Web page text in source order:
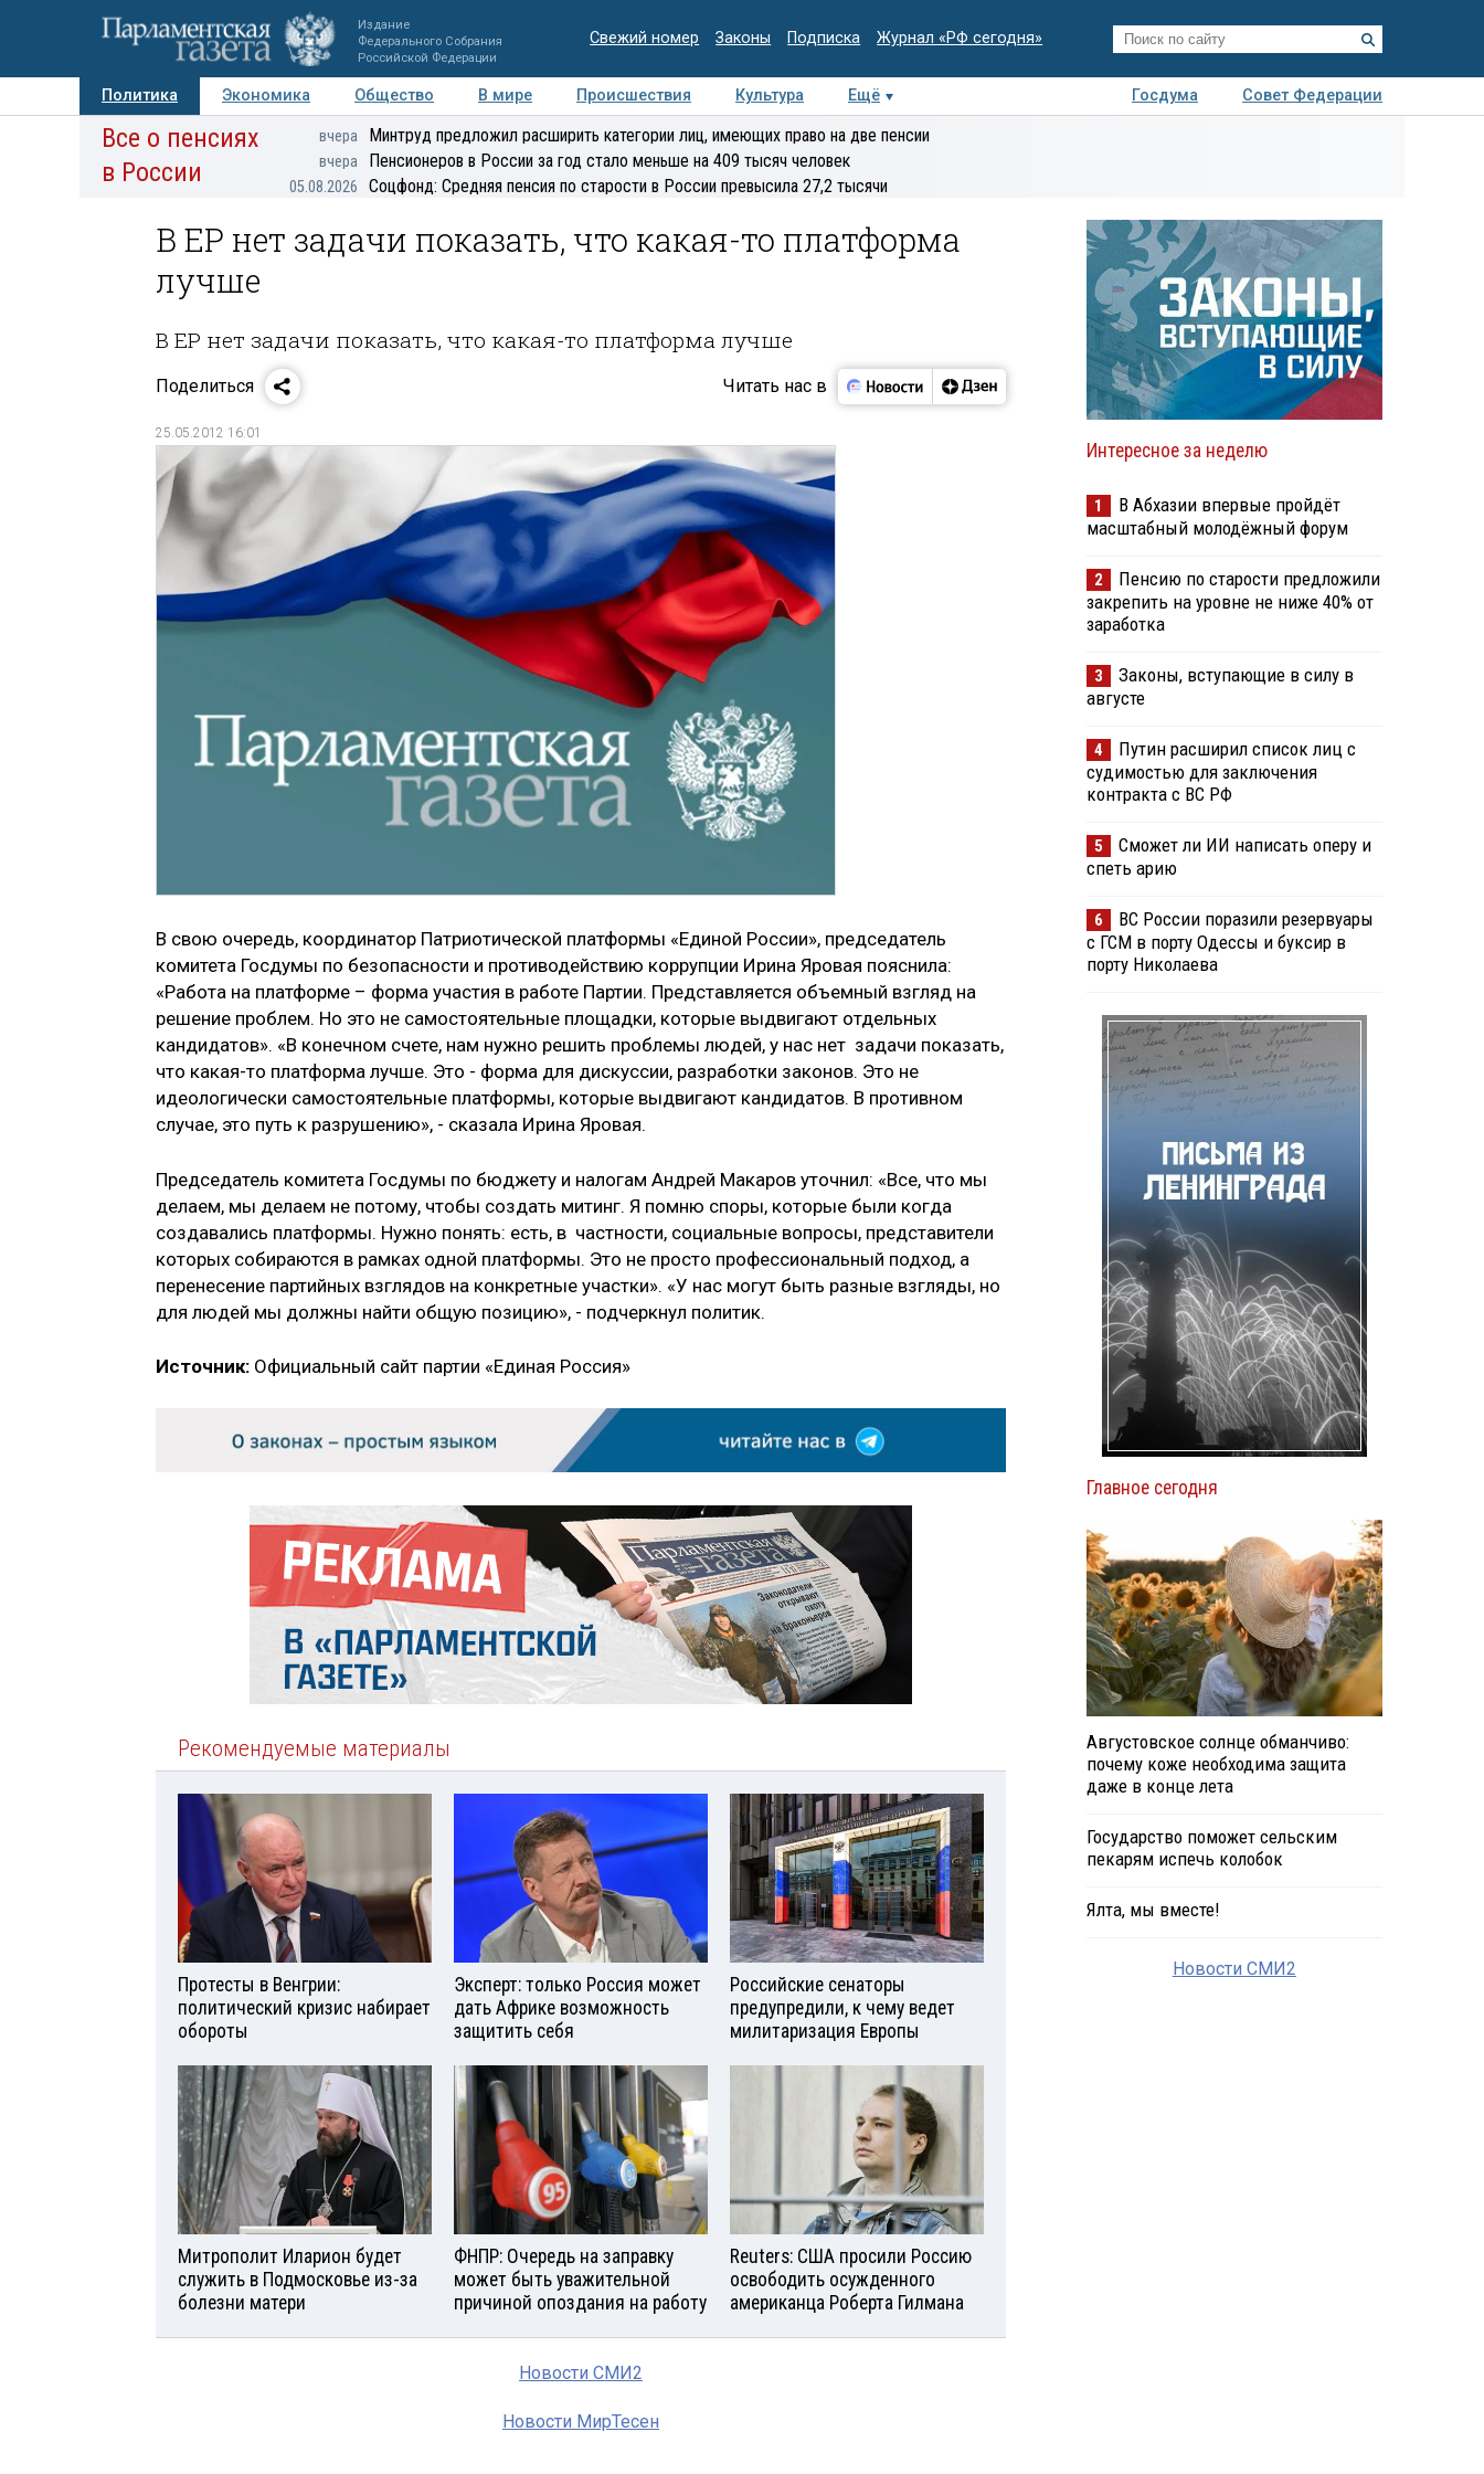
Издание
Федерального Собрания
Российской Федерации
Свежий номер Законы Подписка Журнал «РФ сегодня»
Политика Экономика Общество В мире Происшествия Культура Ещё Госдума
Совет Федерации
Авторы Персоны Мнения Регионы Медиацентр Интервью Колумнисты
Деловая
Все о пенсиях
в России
вчера Минтруд предложил расширить категории лиц, имеющих право на две пенсии
вчера Пенсионеров в России за год стало меньше на 409 тысяч человек
05.08.2026 Соцфонд: Средняя пенсия по старости в России превысила 27,2 тысячи
В ЕР нет задачи показать, что какая-то платформа
лучше
В ЕР нет задачи показать, что какая-то платформа лучше
Поделиться Читать нас в
25.05.2012 16:01
В свою очередь, координатор Патриотической платформы «Единой России», председатель
комитета Госдумы по безопасности и противодействию коррупции Ирина Яровая пояснила:
«Работа на платформе – форма участия в работе Партии. Представляется объемный взгляд на
решение проблем. Но это не самостоятельные площадки, которые выдвигают отдельных
кандидатов». «В конечном счете, нам нужно решить проблемы людей, у нас нет задачи показать,
что какая-то платформа лучше. Это - форма для дискуссии, разработки законов. Это не
идеологически самостоятельные платформы, которые выдвигают кандидатов. В противном
случае, это путь к разрушению», - сказала Ирина Яровая.
Председатель комитета Госдумы по бюджету и налогам Андрей Макаров уточнил: «Все, что мы
делаем, мы делаем не потому, чтобы создать митинг. Я помню споры, которые были когда
создавались платформы. Нужно понять: есть, в частности, социальные вопросы, представители
которых собираются в рамках одной платформы. Это не просто профессиональный подход, а
перенесение партийных взглядов на конкретные участки». «У нас могут быть разные взгляды, но
для людей мы должны найти общую позицию», - подчеркнул политик.
Источник: Официальный сайт партии «Единая Россия»
Рекомендуемые материалы
Протесты в Венгрии:
политический кризис набирает
обороты
Эксперт: только Россия может
дать Африке возможность
защитить себя
Российские сенаторы
предупредили, к чему ведет
милитаризация Европы
Митрополит Иларион будет
служить в Подмосковье из-за
болезни матери
ФНПР: Очередь на заправку
может быть уважительной
причиной опоздания на работу
Reuters: США просили Россию
освободить осужденного
американца Роберта Гилмана
Новости СМИ2
Новости МирТесен
Интересное за неделю
1
В Абхазии впервые пройдёт
масштабный молодёжный форум
2
Пенсию по старости предложили
закрепить на уровне не ниже 40% от
заработка
3
Законы, вступающие в силу в
августе
4
Путин расширил список лиц с
судимостью для заключения
контракта с ВС РФ
5
Сможет ли ИИ написать оперу и
спеть арию
6
ВС России поразили резервуары
с ГСМ в порту Одессы и буксир в
порту Николаева
Главное сегодня
Августовское солнце обманчиво:
почему коже необходима защита
даже в конце лета
Государство поможет сельским
пекарям испечь колобок
Ялта, мы вместе!
Новости СМИ2